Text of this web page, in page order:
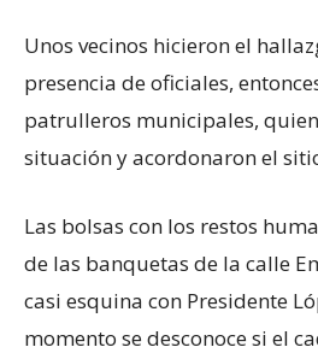
Unos vecinos hicieron el
presencia de oficiales,
patrulleros municipales,
situación y acordonaron el
Las bolsas con los restos
de las banquetas de la calle
casi esquina con Presidente
momento se desconoce si el